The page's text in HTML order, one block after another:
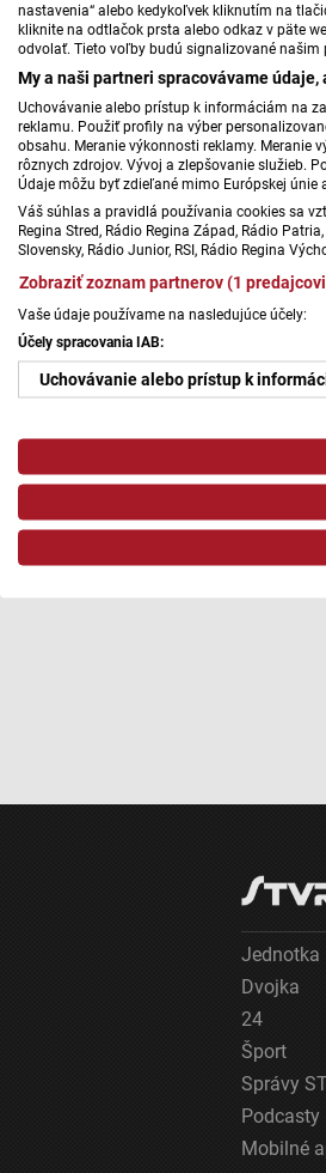
nastavenia“ alebo kedykoľvek kliknutím na
kliknite na odtlačok prsta alebo odkaz v päte
odvolať. Tieto voľby budú signalizované
My a naši partneri spracovávame
Uchovávanie alebo prístup k informáciám na
reklamu. Použiť profily na výber
obsahu. Meranie výkonnosti reklamy. Meranie
rôznych zdrojov. Vývoj a zlepšovanie služieb.
Údaje môžu byť zdieľané mimo Európskej únie
Váš súhlas a pravidlá používania cookies sa
Regina Stred, Rádio Regina Západ, Rádio
Slovensky, Rádio Junior, RSI, Rádio Regina
Zobraziť zoznam partnerov (1
Vaše údaje používame na nasledujúce účely:
Účely spracovania IAB:
Uchovávanie alebo prístup k
Vytvoriť profily pre personalizovanú
Použiť profily na výber
Používanie presných údajov o
Identifikácia zariadení na základe
Jednotka
Dvojka
24
Šport
Správy
Podcasty
Mobilné